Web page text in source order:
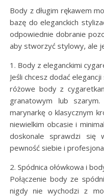
Body z długim rękawem
bazę do eleganckich
odpowiednie dobranie
aby stworzyć stylowy, ale
1. Body z eleganckimi
Jeśli chcesz dodać
różowe body z
granatowym lub
marynarkę o klasycznym
niewielkim obcasie i
doskonale sprawdzi się
pewność siebie i
2. Spódnica ołówkowa i
Połączenie body ze
nigdy nie wychodzi z